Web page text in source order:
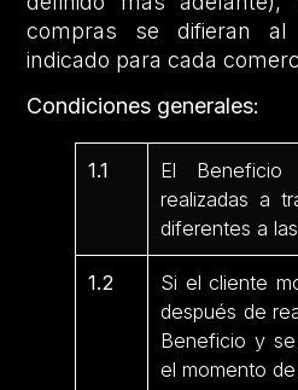
compras se difieran
indicado para cada
Condiciones generales:
1.1
El Beneficio
realizadas a
diferentes a
1.2
Si el cliente
después de
Beneficio y
el momento